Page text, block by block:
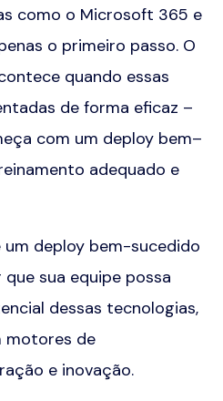
como o Microsoft 365 e
o primeiro passo. O
quando essas
de forma eficaz –
com um deploy bem–
adequado e
um deploy bem-sucedido
sua equipe possa
dessas tecnologias,
motores de
e inovação.